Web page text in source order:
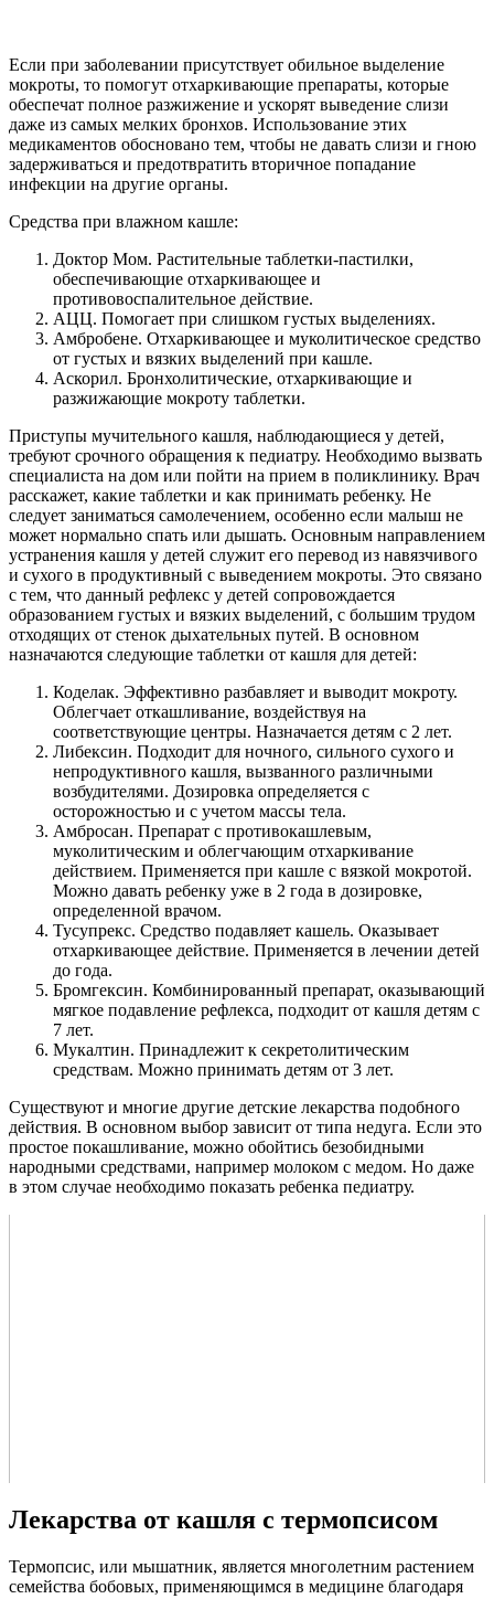
Если при заболевании присутствует обильное выделение
мокроты, то помогут отхаркивающие препараты, которые
обеспечат полное разжижение и ускорят выведение слизи
даже из самых мелких бронхов. Использование этих
медикаментов обосновано тем, чтобы не давать слизи и гною
задерживаться и предотвратить вторичное попадание
инфекции на другие органы.
Средства при влажном кашле:
Доктор Мом. Растительные таблетки-пастилки,
обеспечивающие отхаркивающее и
противовоспалительное действие.
АЦЦ. Помогает при слишком густых выделениях.
Амбробене. Отхаркивающее и муколитическое средство
от густых и вязких выделений при кашле.
Аскорил. Бронхолитические, отхаркивающие и
разжижающие мокроту таблетки.
Приступы мучительного кашля, наблюдающиеся у детей,
требуют срочного обращения к педиатру. Необходимо вызвать
специалиста на дом или пойти на прием в поликлинику. Врач
расскажет, какие таблетки и как принимать ребенку. Не
следует заниматься самолечением, особенно если малыш не
может нормально спать или дышать. Основным направлением
устранения кашля у детей служит его перевод из навязчивого
и сухого в продуктивный с выведением мокроты. Это связано
с тем, что данный рефлекс у детей сопровождается
образованием густых и вязких выделений, с большим трудом
отходящих от стенок дыхательных путей. В основном
назначаются следующие таблетки от кашля для детей:
Коделак. Эффективно разбавляет и выводит мокроту.
Облегчает откашливание, воздействуя на
соответствующие центры. Назначается детям с 2 лет.
Либексин. Подходит для ночного, сильного сухого и
непродуктивного кашля, вызванного различными
возбудителями. Дозировка определяется с
осторожностью и с учетом массы тела.
Амбросан. Препарат с противокашлевым,
муколитическим и облегчающим отхаркивание
действием. Применяется при кашле с вязкой мокротой.
Можно давать ребенку уже в 2 года в дозировке,
определенной врачом.
Тусупрекс. Средство подавляет кашель. Оказывает
отхаркивающее действие. Применяется в лечении детей
до года.
Бромгексин. Комбинированный препарат, оказывающий
мягкое подавление рефлекса, подходит от кашля детям с
7 лет.
Мукалтин. Принадлежит к секретолитическим
средствам. Можно принимать детям от 3 лет.
Существуют и многие другие детские лекарства подобного
действия. В основном выбор зависит от типа недуга. Если это
простое покашливание, можно обойтись безобидными
народными средствами, например молоком с медом. Но даже
в этом случае необходимо показать ребенка педиатру.
Лекарства от кашля с термопсисом
Термопсис, или мышатник, является многолетним растением
семейства бобовых, применяющимся в медицине благодаря